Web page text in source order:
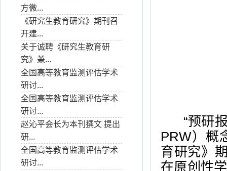
方微...
《研究生教育研究》期刊召
开建...
关于诚聘《研究生教育研
究》兼...
全国高等教育监测评估学术
研讨...
全国高等教育监测评估学术
研讨...
赵沁平会长为本刊撰文 提出
研...
全国高等教育监测评估学术
研讨...
“预研报
PRW）概
育研究》
在原创性